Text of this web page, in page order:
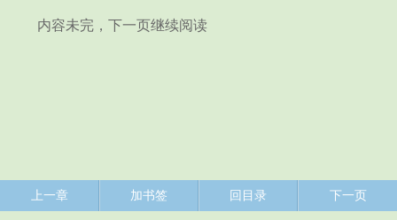
内容未完，下一页继续阅读
上一章 加书签 回目录 下一页